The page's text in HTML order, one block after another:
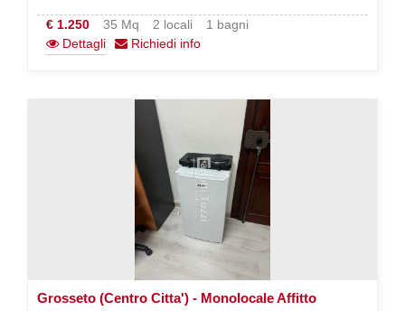
€ 1.250 35 Mq 2 locali
1 bagni
Dettagli
Richiedi info
Grosseto (Centro Citta') - Monolocale Affitto